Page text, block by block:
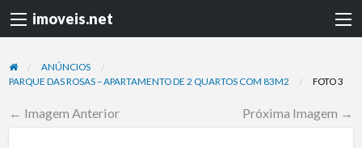
imoveis.net
ANÚNCIOS
PARQUE DAS ROSAS – APARTAMENTO DE 2 QUARTOS COM 83M2
FOTO 3
← Imagem Anterior Próxima Imagem →